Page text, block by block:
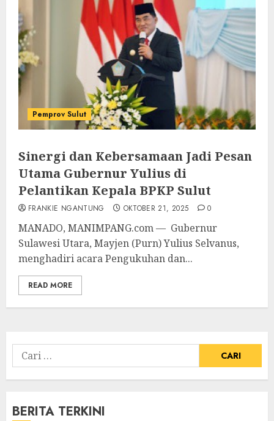
Pemprov Sulut
Sinergi dan Kebersamaan Jadi Pesan
Utama Gubernur Yulius di
Pelantikan Kepala BPKP Sulut
FRANKIE NGANTUNG OKTOBER 21, 2025 0
MANADO, MANIMPANG.com — Gubernur
Sulawesi Utara, Mayjen (Purn) Yulius Selvanus,
menghadiri acara Pengukuhan dan...
READ MORE
Cari
untuk:
BERITA TERKINI